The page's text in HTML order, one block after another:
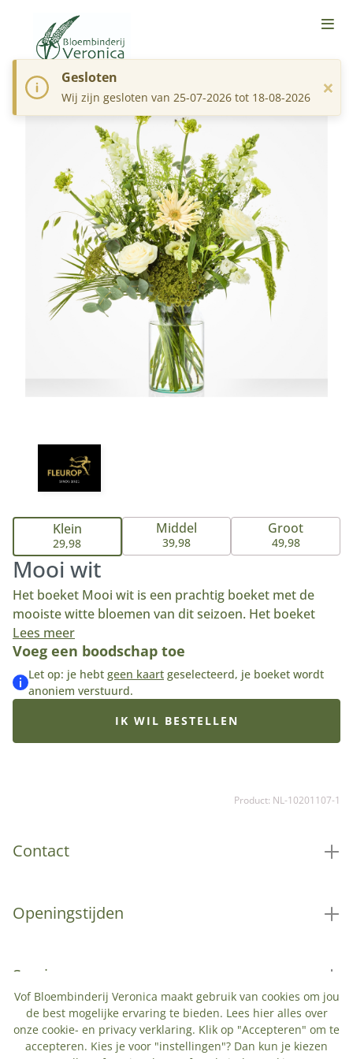
Mooi wit
Het boeket Mooi wit is een prachtig boeket met de
mooiste witte bloemen van dit seizoen. Het boeket
bevat onder meer een Gerbera, Leeuwenbek en
Ornithogalum en is een echte eyecatcher door de
combinatie van verschillende wittinten. Ons witte
boeket is de perfecte keuze voor elke gelegenheid.
interieur, van klassiek tot modern. Wie verras jij? Tip:
bestel een bijpassende vaas voor de perfecte match.
Lees meer
Klein
29,98
Middel
39,98
Groot
49,98
Voeg een boodschap toe
Let op: je hebt geen kaart geselecteerd, je boeket wordt
anoniem verstuurd.
IK WIL BESTELLEN
Product: NL-10201107-1
Contact
Openingstijden
Service
Populaire categorieën
Gesloten
Wij zijn gesloten van 25-07-2026 tot 18-08-2026 ×
Vof Bloembinderij Veronica maakt gebruik van cookies om jou
de best mogelijke ervaring te bieden. Lees hieralles over
onze cookie- en privacy verklaring. Klik op "Accepteren" om te
accepteren. Kies je voor "instellingen"? Dan kun je kiezen